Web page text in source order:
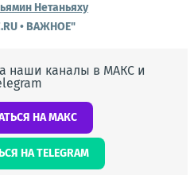
Нетаньяху
• ВАЖНОЕ"
наши каналы в МАКС и
НА МАКС
НА TELEGRAM